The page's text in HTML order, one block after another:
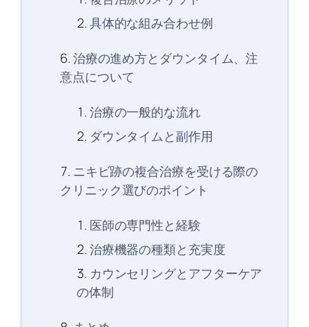
具体的な組み合わせ例
治療の進め方とダウンタイム、注
意点について
治療の一般的な流れ
ダウンタイムと副作用
ニキビ跡の複合治療を受ける際の
クリニック選びのポイント
医師の専門性と経験
治療機器の種類と充実度
カウンセリングとアフターケア
の体制